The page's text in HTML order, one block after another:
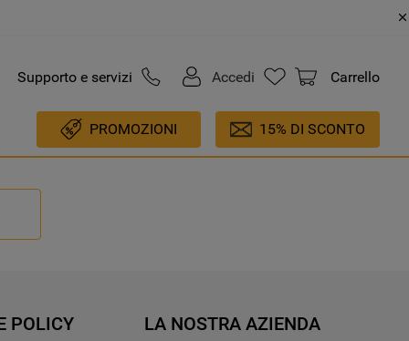
Supporto e servizi Accedi Carrello
PROMOZIONI 15% DI SCONTO
POLICY LA NOSTRA AZIENDA